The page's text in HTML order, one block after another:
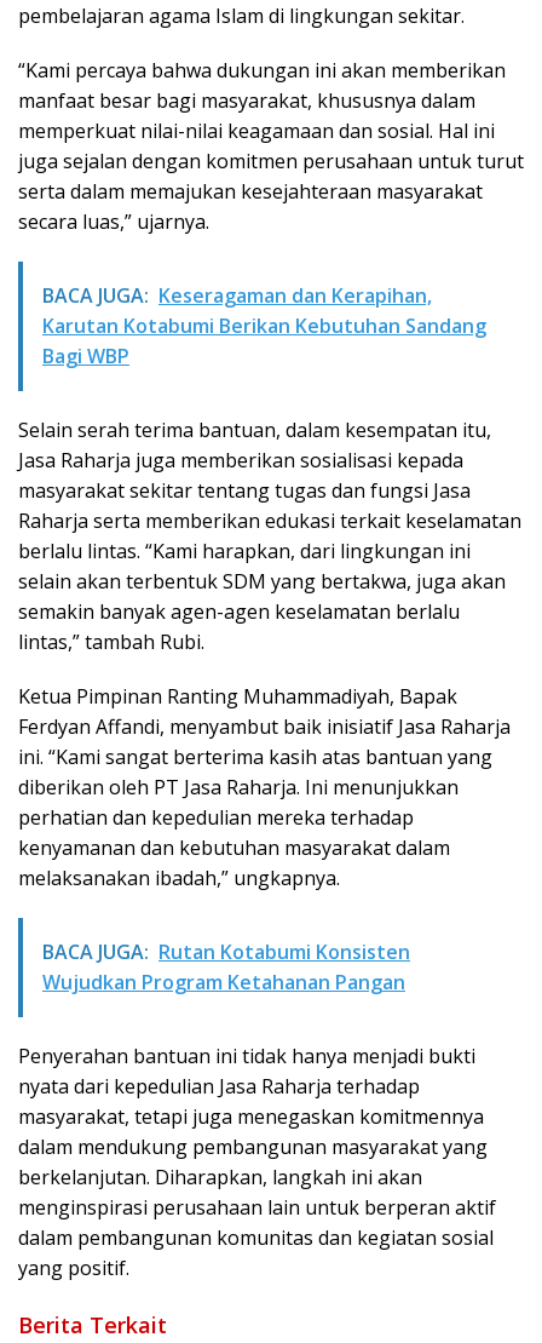
pembelajaran agama Islam di lingkungan sekitar.
“Kami percaya bahwa dukungan ini akan memberikan
manfaat besar bagi masyarakat, khususnya dalam
memperkuat nilai-nilai keagamaan dan sosial. Hal ini
juga sejalan dengan komitmen perusahaan untuk turut
serta dalam memajukan kesejahteraan masyarakat
secara luas,” ujarnya.
BACA JUGA: Keseragaman dan Kerapihan,
Karutan Kotabumi Berikan Kebutuhan Sandang
Bagi WBP
Selain serah terima bantuan, dalam kesempatan itu,
Jasa Raharja juga memberikan sosialisasi kepada
masyarakat sekitar tentang tugas dan fungsi Jasa
Raharja serta memberikan edukasi terkait keselamatan
berlalu lintas. “Kami harapkan, dari lingkungan ini
selain akan terbentuk SDM yang bertakwa, juga akan
semakin banyak agen-agen keselamatan berlalu
lintas,” tambah Rubi.
Ketua Pimpinan Ranting Muhammadiyah, Bapak
Ferdyan Affandi, menyambut baik inisiatif Jasa Raharja
ini. “Kami sangat berterima kasih atas bantuan yang
diberikan oleh PT Jasa Raharja. Ini menunjukkan
perhatian dan kepedulian mereka terhadap
kenyamanan dan kebutuhan masyarakat dalam
melaksanakan ibadah,” ungkapnya.
BACA JUGA: Rutan Kotabumi Konsisten
Wujudkan Program Ketahanan Pangan
Penyerahan bantuan ini tidak hanya menjadi bukti
nyata dari kepedulian Jasa Raharja terhadap
masyarakat, tetapi juga menegaskan komitmennya
dalam mendukung pembangunan masyarakat yang
berkelanjutan. Diharapkan, langkah ini akan
menginspirasi perusahaan lain untuk berperan aktif
dalam pembangunan komunitas dan kegiatan sosial
yang positif.
Berita Terkait